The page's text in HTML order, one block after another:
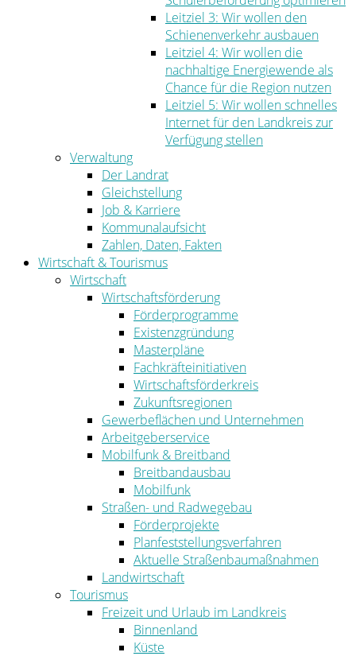
Leitziel 3: Wir wollen den
Schienenverkehr ausbauen
Leitziel 4: Wir wollen die
nachhaltige Energiewende als
Chance für die Region nutzen
Leitziel 5: Wir wollen schnelles
Internet für den Landkreis zur
Verfügung stellen
Verwaltung
Der Landrat
Gleichstellung
Job & Karriere
Kommunalaufsicht
Zahlen, Daten, Fakten
Wirtschaft & Tourismus
Wirtschaft
Wirtschaftsförderung
Förderprogramme
Existenzgründung
Masterpläne
Fachkräfteinitiativen
Wirtschaftsförderkreis
Zukunftsregionen
Gewerbeflächen und Unternehmen
Arbeitgeberservice
Mobilfunk & Breitband
Breitbandausbau
Mobilfunk
Straßen- und Radwegebau
Förderprojekte
Planfeststellungsverfahren
Aktuelle Straßenbaumaßnahmen
Landwirtschaft
Tourismus
Freizeit und Urlaub im Landkreis
Binnenland
Küste